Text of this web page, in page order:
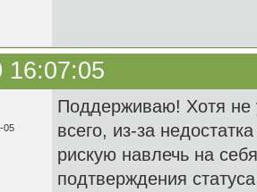
16:07:05
05
Поддерживаю! Хотя не
всего, из-за
рискую навлечь на
подтверждения